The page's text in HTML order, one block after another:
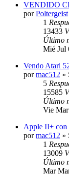
VENDIDO
porPoltergeist
1
13433
Último
Mié Jul
Vendo Atari
pormac512 »
5
15585
Último
Vie
Apple II+ con
pormac512 »
1
13009
Último
Mar